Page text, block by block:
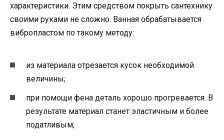
характеристики. Этим средством покрыть сантехнику
своими руками не сложно. Ванная обрабатывается
вибропластом по такому методу:
из материала отрезается кусок необходимой
величины;
при помощи фена деталь хорошо прогревается. В
результате материал станет эластичным и более
податливым;